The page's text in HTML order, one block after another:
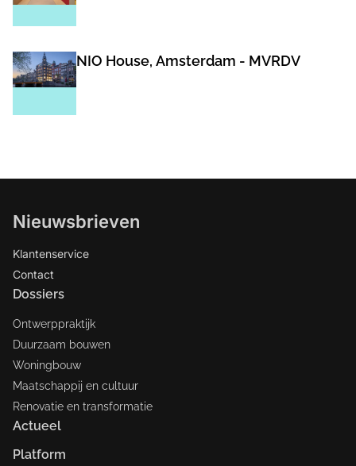
NIO House, Amsterdam - MVRDV
Nieuwsbrieven
Klantenservice
Contact
Dossiers
Ontwerppraktijk
Duurzaam bouwen
Woningbouw
Maatschappij en cultuur
Renovatie en transformatie
Actueel
Platform